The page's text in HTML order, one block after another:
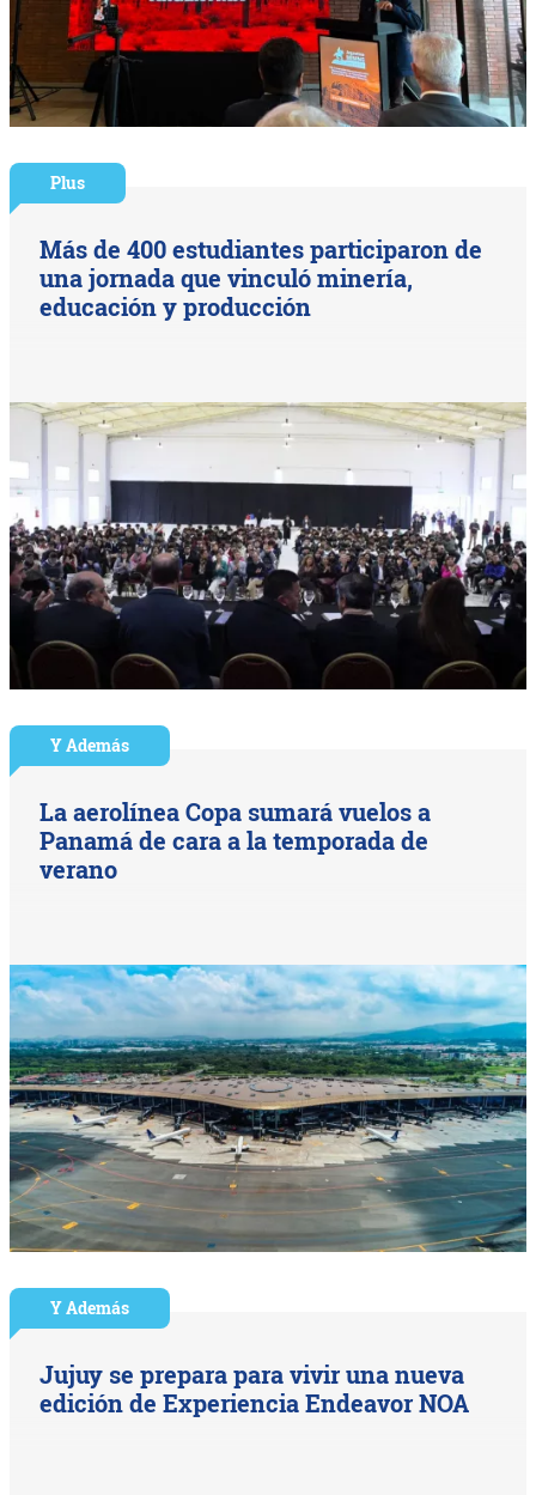
Plus
Más de 400 estudiantes participaron de
una jornada que vinculó minería,
educación y producción
Y Además
La aerolínea Copa sumará vuelos a
Panamá de cara a la temporada de
verano
Y Además
Jujuy se prepara para vivir una nueva
edición de Experiencia Endeavor NOA